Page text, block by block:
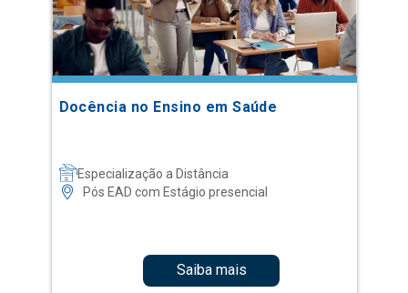
Docência no Ensino em Saúde
Especialização a Distância
Pós EAD com Estágio presencial
Saiba mais